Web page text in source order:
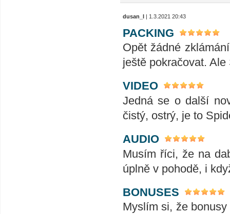
dusan_l | 1.3.2021 20:43
PACKING
Opět žádné
ještě pokračovat.
VIDEO
Jedná se o další
čistý, ostrý, je to
AUDIO
Musím říci, že na
úplně v pohodě, i
BONUSES
Myslím si, že